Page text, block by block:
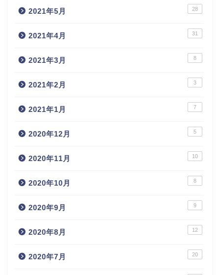
2021年5月 28
2021年4月 31
2021年3月 8
2021年2月 3
2021年1月 7
2020年12月 5
2020年11月 10
2020年10月 8
2020年9月 9
2020年8月 12
2020年7月 20